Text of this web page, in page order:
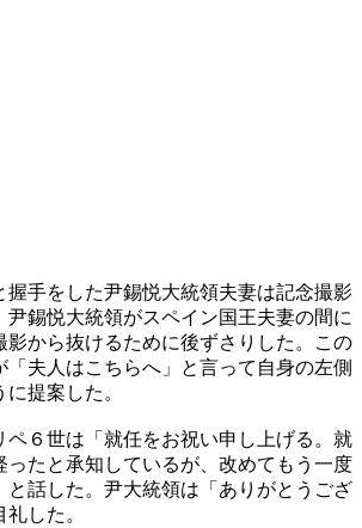
握手をした尹錫悦大統領夫妻は記念撮影
尹錫悦大統領がスペイン国王夫妻の間に
影から抜けるために後ずさりした。この
「夫人はこちらへ」と言って自身の左側
提案した。
ペ６世は「就任をお祝い申し上げる。就
ったと承知しているが、改めてもう一度
と話した。尹大統領は「ありがとうござ
した。